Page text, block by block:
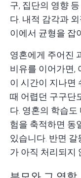
구, 집단의 영향
다. 내적 감각과
이에서 균형을 잡
영혼에게 주어진
비유를 이어가면,
이 시간이 지나면
때 어렵던 구구단
다. 영혼의 학습
험을 축적하면 동
있습니다. 반면
가 아직 처리되지